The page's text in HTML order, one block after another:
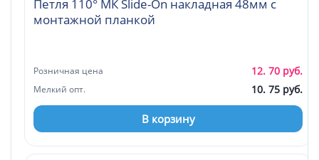
Петля 110° МК Slide-On накладная 48мм с
монтажной планкой
Розничная цена 12. 70 руб.
Мелкий опт. 10. 75 руб.
В корзину